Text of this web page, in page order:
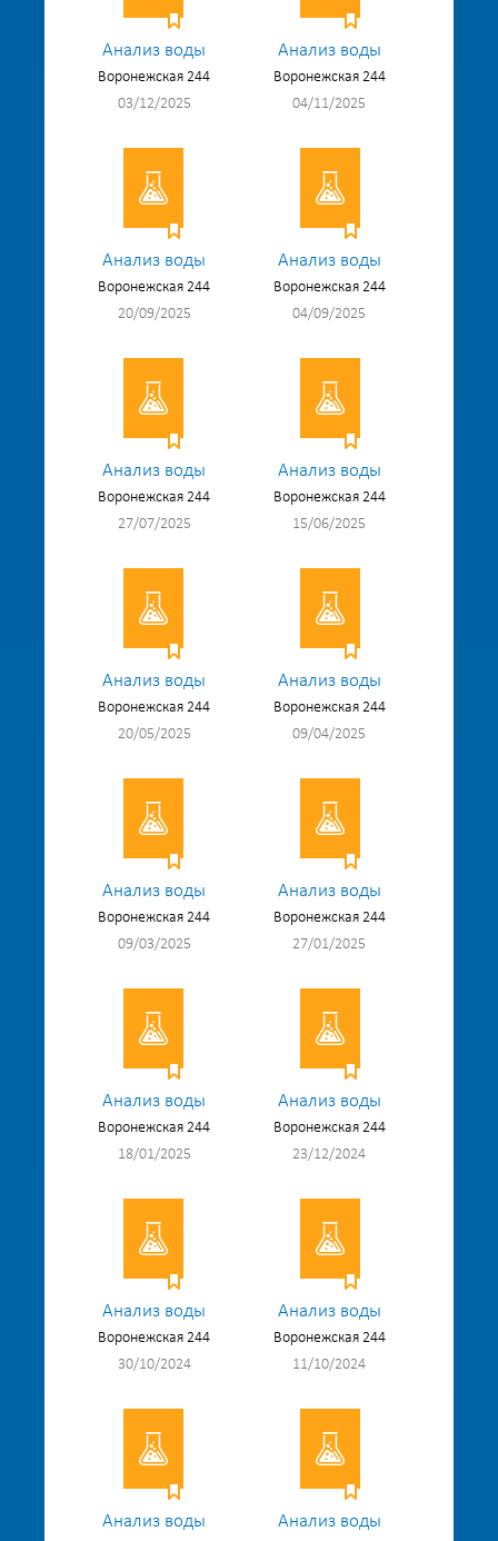
Анализ воды
Воронежская 244
03/12/2025
Анализ воды
Воронежская 244
04/11/2025
Анализ воды
Воронежская 244
20/09/2025
Анализ воды
Воронежская 244
04/09/2025
Анализ воды
Воронежская 244
27/07/2025
Анализ воды
Воронежская 244
15/06/2025
Анализ воды
Воронежская 244
20/05/2025
Анализ воды
Воронежская 244
09/04/2025
Анализ воды
Воронежская 244
09/03/2025
Анализ воды
Воронежская 244
27/01/2025
Анализ воды
Воронежская 244
18/01/2025
Анализ воды
Воронежская 244
23/12/2024
Анализ воды
Воронежская 244
30/10/2024
Анализ воды
Воронежская 244
11/10/2024
Анализ воды Анализ воды